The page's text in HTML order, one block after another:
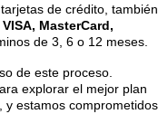
de crédito, también
VISA, MasterCard,
de 3, 6 o 12 meses.
de este proceso.
explorar el mejor plan
y estamos comprometidos